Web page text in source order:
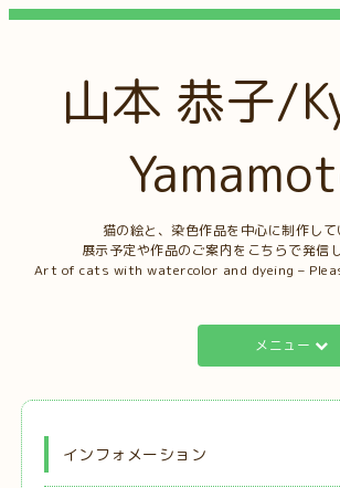
山本 恭子/
猫の絵と、染色作品を中心に制作して
展示予定や作品のご案内をこちらで発信
Art of cats with watercolor and dyeing –
メニュー
インフォメーション